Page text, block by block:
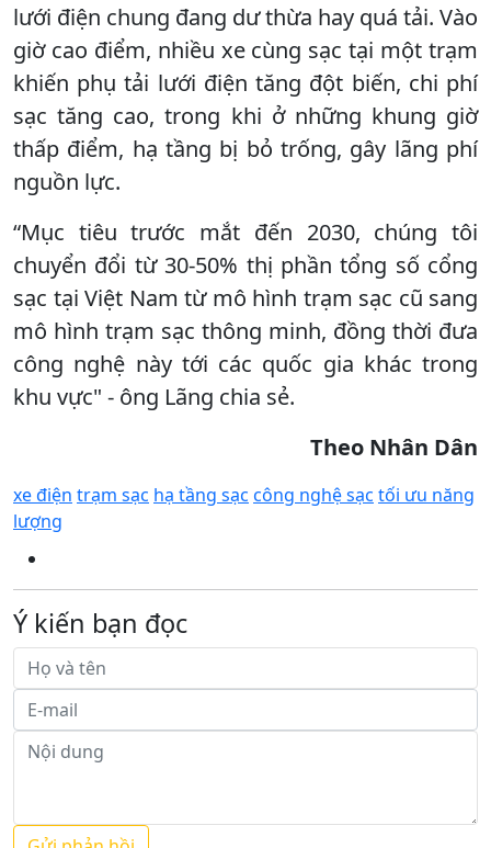
lưới điện chung đang dư thừa hay quá tải. Vào
giờ cao điểm, nhiều xe cùng sạc tại một trạm
khiến phụ tải lưới điện tăng đột biến, chi phí
sạc tăng cao, trong khi ở những khung giờ
thấp điểm, hạ tầng bị bỏ trống, gây lãng phí
nguồn lực.
“Mục tiêu trước mắt đến 2030, chúng tôi
chuyển đổi từ 30-50% thị phần tổng số cổng
sạc tại Việt Nam từ mô hình trạm sạc cũ sang
mô hình trạm sạc thông minh, đồng thời đưa
công nghệ này tới các quốc gia khác trong
khu vực" - ông Lãng chia sẻ.
Theo Nhân Dân
xe điện trạm sạc hạ tầng sạc công nghệ sạc tối ưu năng
lượng
Ý kiến bạn đọc